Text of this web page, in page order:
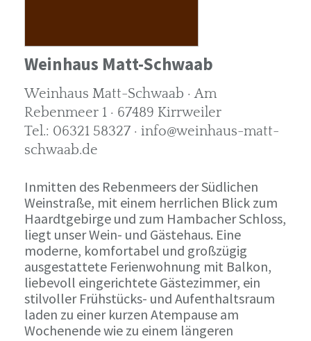
Weinhaus Matt-Schwaab
Weinhaus Matt-Schwaab · Am
Rebenmeer 1 · 67489 Kirrweiler
Tel.: 06321 58327 · info@weinhaus-matt-
schwaab.de
Inmitten des Rebenmeers der Südlichen
Weinstraße, mit einem herrlichen Blick zum
Haardtgebirge und zum Hambacher Schloss,
liegt unser Wein- und Gästehaus. Eine
moderne, komfortabel und großzügig
ausgestattete Ferienwohnung mit Balkon,
liebevoll eingerichtete Gästezimmer, ein
stilvoller Frühstücks- und Aufenthaltsraum
laden zu einer kurzen Atempause am
Wochenende wie zu einem längeren